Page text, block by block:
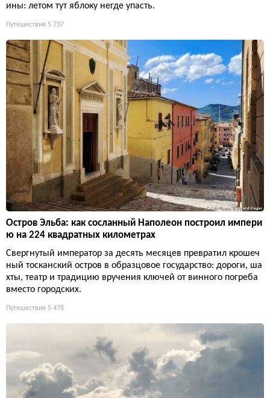
ины: летом тут яблоку негде упасть.
Путешествия 5 737
Остров Эльба: как сосланный Наполеон построил импери
ю на 224 квадратных километрах
Свергнутый император за десять месяцев превратил крошеч
ный тосканский остров в образцовое государство: дороги, ша
хты, театр и традицию вручения ключей от винного погреба
вместо городских.
Путешествия 5 478